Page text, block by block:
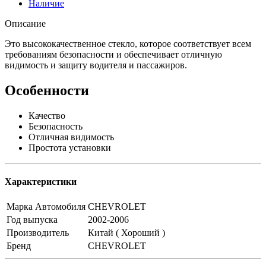
Наличие
Описание
Это высококачественное стекло, которое соответствует всем
требованиям безопасности и обеспечивает отличную
видимость и защиту водителя и пассажиров.
Особенности
Качество
Безопасность
Отличная видимость
Простота установки
Характеристики
Марка Автомобиля CHEVROLET
Год выпуска
2002-2006
Производитель
Китай ( Хороший )
Бренд
CHEVROLET